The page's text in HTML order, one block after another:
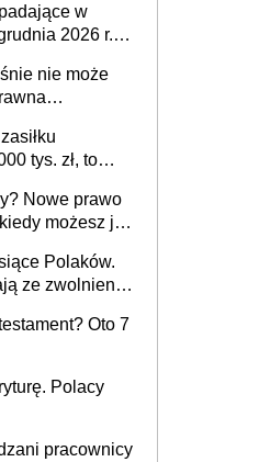
w
2026 r.) –
i administracja
nie może
tys. zł, to
Nowe prawo
możesz je
Polaków.
ze zwolnienia
Oto 7
Polacy
pracownicy